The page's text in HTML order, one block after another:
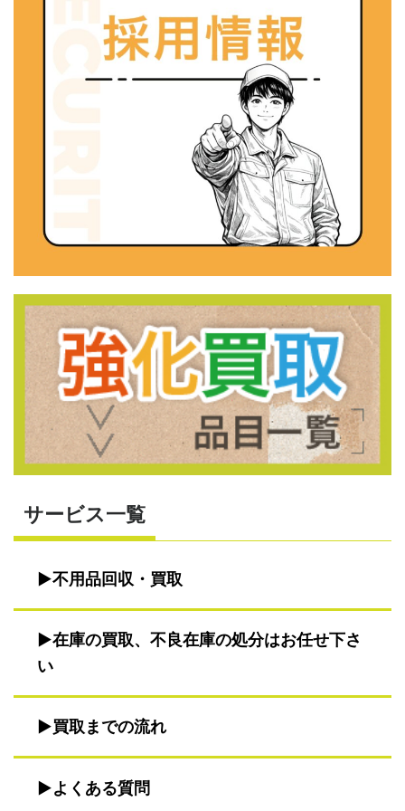
サービス一覧
不用品回収・買取
在庫の買取、不良在庫の処分はお任せ下さ
い
買取までの流れ
よくある質問